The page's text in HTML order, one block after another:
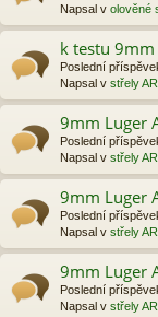
Napsal v olověné
k testu 9mm
Poslední
Napsal v střely
9mm Luger
Poslední
Napsal v střely
9mm Luger
Poslední
Napsal v střely
9mm Luger
Poslední
Napsal v střely